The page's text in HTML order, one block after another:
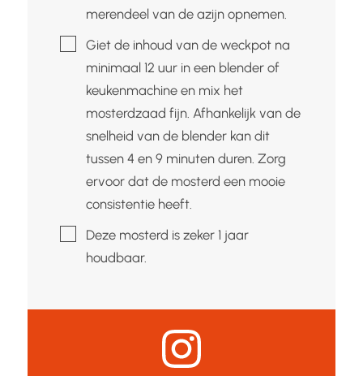
merendeel van de azijn opnemen.
▢
Giet de inhoud van de weckpot na
minimaal 12 uur in een blender of
keukenmachine en mix het
mosterdzaad fijn. Afhankelijk van de
snelheid van de blender kan dit
tussen 4 en 9 minuten duren. Zorg
ervoor dat de mosterd een mooie
consistentie heeft.
▢Deze mosterd is zeker 1 jaar
houdbaar.